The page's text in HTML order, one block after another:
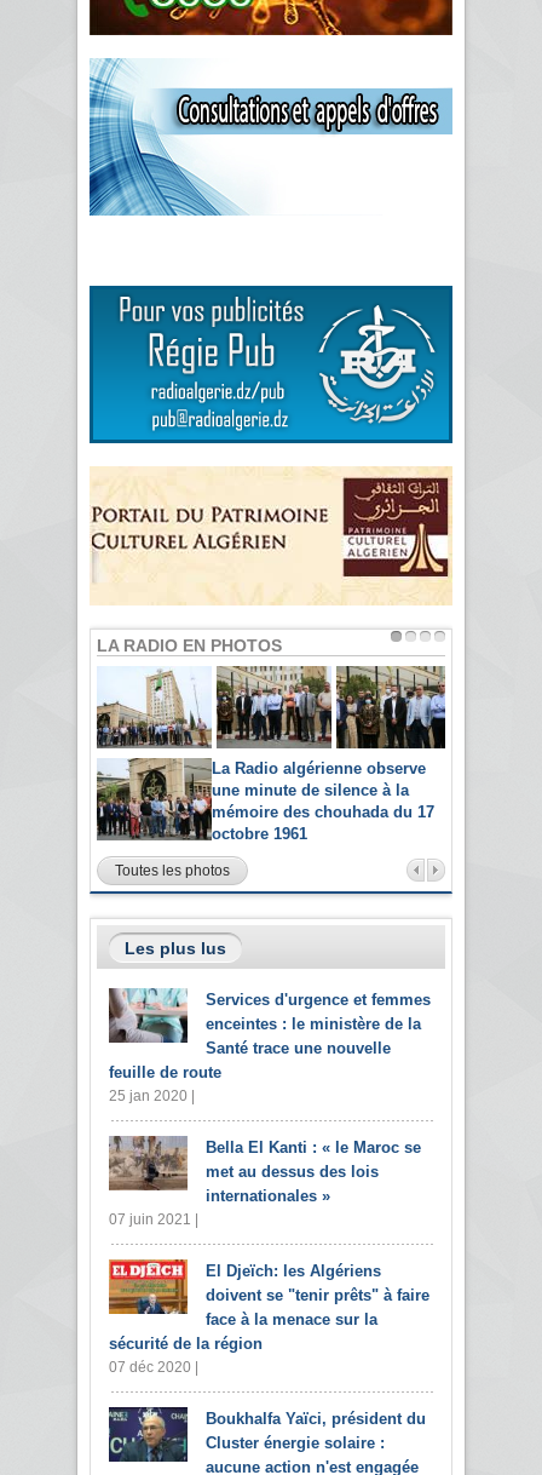
LA RADIO EN PHOTOS
La Radio algérienne observe
une minute de silence à la
mémoire des chouhada du 17
octobre 1961
Toutes les photos
Les plus lus
Services d'urgence et femmes
enceintes : le ministère de la
Santé trace une nouvelle
feuille de route
25 jan 2020 |
Bella El Kanti : « le Maroc se
met au dessus des lois
internationales »
07 juin 2021 |
El Djeïch: les Algériens
doivent se "tenir prêts" à faire
face à la menace sur la
sécurité de la région
07 déc 2020 |
Boukhalfa Yaïci, président du
Cluster énergie solaire :
aucune action n'est engagée